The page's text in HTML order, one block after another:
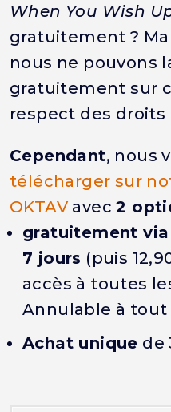
When You Wish
gratuitement ?
nous ne pouvons
gratuitement sur
respect des droits
Cependant, nous
télécharger sur
OKTAV avec2
gratuitement
7 jours (puis
accès à toutes
Annulable à
Achat unique de